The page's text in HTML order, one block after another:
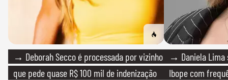
→ Deborah Secco é processada por vizinho
que pede quase R$ 100 mil de indenização
→ Daniela Lima
Ibope com